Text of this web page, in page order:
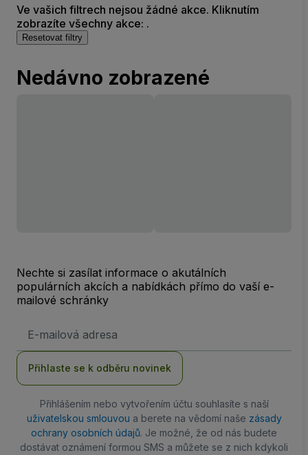
Ve vašich filtrech nejsou žádné akce. Kliknutím
zobrazíte všechny akce: .
Resetovat filtry
Nedávno zobrazené
Nechte si zasílat informace o akutálních
populárních akcích a nabídkách přímo do vaší e-
mailové schránky
adresa
Přihlaste se k odběru novinek
Přihlášením nebo vytvořením účtu souhlasíte s naší
uživatelskou smlouvou a berete na vědomí naše zásady
ochrany osobních údajů. Je možné, že od nás budete
dostávat oznámení formou SMS a můžete se z nich kdykoli